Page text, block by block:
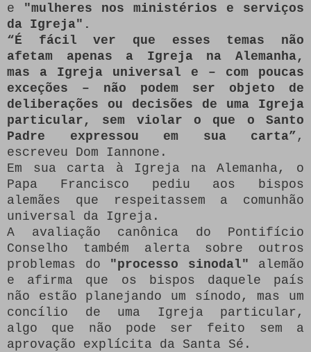
e "mulheres nos ministérios e serviços
da Igreja".
“É fácil ver que esses temas não
afetam apenas a Igreja na Alemanha,
mas a Igreja universal e – com poucas
exceções – não podem ser objeto de
deliberações ou decisões de uma Igreja
particular, sem violar o que o Santo
Padre expressou em sua carta” ,
escreveu Dom Iannone.
Em sua carta à Igreja na Alemanha, o
Papa Francisco pediu aos bispos
alemães que respeitassem a comunhão
universal da Igreja.
A avaliação canônica do Pontifício
Conselho também alerta sobre outros
problemas do "processo sinodal" alemão
e afirma que os bispos daquele país
não estão planejando um sínodo, mas um
concílio de uma Igreja particular,
algo que não pode ser feito sem a
aprovação explícita da Santa Sé.